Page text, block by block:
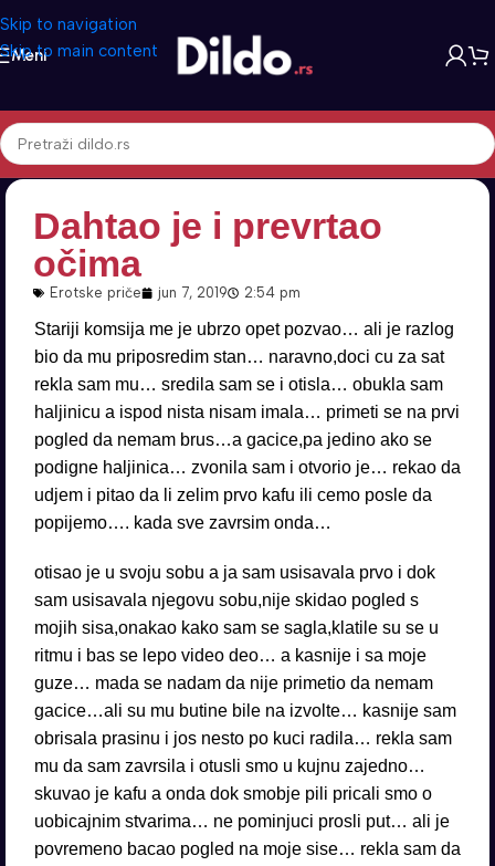
Skip to navigation
Skip to main content
Meni
Dahtao je i prevrtao
očima
Erotske priče jun 7, 2019 2:54 pm
Stariji komsija me je ubrzo opet pozvao… ali je razlog
bio da mu priposredim stan… naravno,doci cu za sat
rekla sam mu… sredila sam se i otisla… obukla sam
haljinicu a ispod nista nisam imala… primeti se na prvi
pogled da nemam brus…a gacice,pa jedino ako se
podigne haljinica… zvonila sam i otvorio je… rekao da
udjem i pitao da li zelim prvo kafu ili cemo posle da
popijemo…. kada sve zavrsim onda…
otisao je u svoju sobu a ja sam usisavala prvo i dok
sam usisavala njegovu sobu,nije skidao pogled s
mojih sisa,onakao kako sam se sagla,klatile su se u
ritmu i bas se lepo video deo… a kasnije i sa moje
guze… mada se nadam da nije primetio da nemam
gacice…ali su mu butine bile na izvolte… kasnije sam
obrisala prasinu i jos nesto po kuci radila… rekla sam
mu da sam zavrsila i otusli smo u kujnu zajedno…
skuvao je kafu a onda dok smobje pili pricali smo o
uobicajnim stvarima… ne pominjuci prosli put… ali je
povremeno bacao pogled na moje sise… rekla sam da